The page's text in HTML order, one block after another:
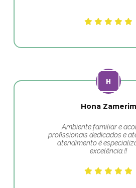
Hona Zamerim
Ambiente familiar e
profissionais dedicados e
atendimento é
excelência.!!